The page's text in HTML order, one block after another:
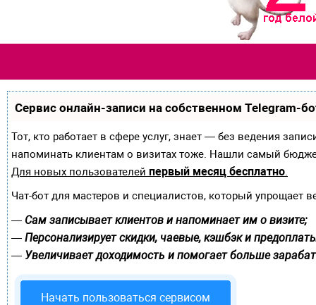
Сервис онлайн-записи на собственном Telegram-
Тот, кто работает в сфере услуг, знает — без ведения
напоминать клиентам о визитах тоже. Нашли самый
Для новых пользователей первый месяц бесплатно.
Чат-бот для мастеров и специалистов, который упрощает
— Сам записывает клиентов и напоминает им о визите;
— Персонализирует скидки, чаевые, кэшбэк и
— Увеличивает доходимость и помогает больше
Начать пользоваться сервисом